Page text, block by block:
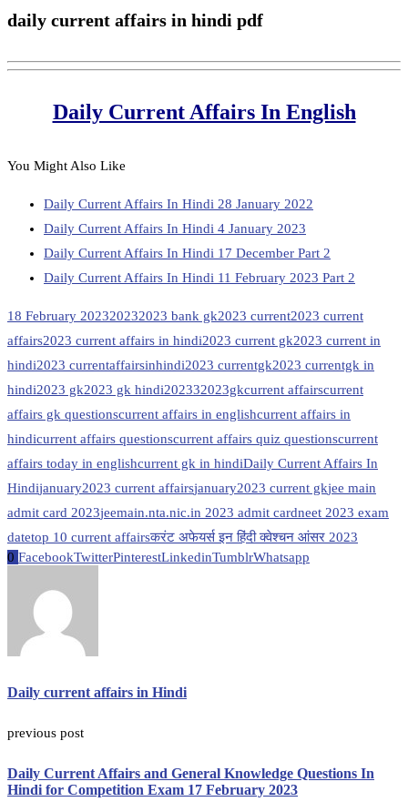
daily current affairs in hindi pdf
Daily Current Affairs In English
You Might Also Like
Daily Current Affairs In Hindi 28 January 2022
Daily Current Affairs In Hindi 4 January 2023
Daily Current Affairs In Hindi 17 December Part 2
Daily Current Affairs In Hindi 11 February 2023 Part 2
18 February 202320232023 bank gk2023 current2023 current
affairs2023 current affairs in hindi2023 current gk2023 current in
hindi2023 currentaffairsinhindi2023 currentgk2023 currentgk in
hindi2023 gk2023 gk hindi202332023gkcurrent affairscurrent
affairs gk questionscurrent affairs in englishcurrent affairs in
hindicurrent affairs questionscurrent affairs quiz questionscurrent
affairs today in englishcurrent gk in hindiDaily Current Affairs In
Hindijanuary2023 current affairsjanuary2023 current gkjee main
admit card 2023jeemain.nta.nic.in 2023 admit cardneet 2023 exam
datetop 10 current affairsकरंट अफेयर्स इन हिंदी क्वेश्चन आंसर 2023
0 FacebookTwitterPinterestLinkedinTumblrWhatsapp
Daily current affairs in Hindi
previous post
Daily Current Affairs and General Knowledge Questions In
Hindi for Competition Exam 17 February 2023